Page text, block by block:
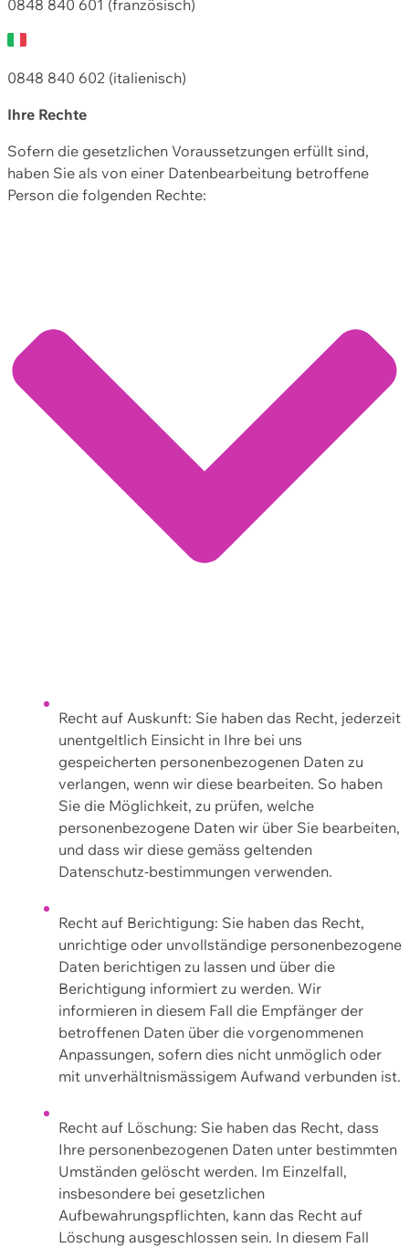
0848 840 601 (französisch)
0848 840 602 (italienisch)
Ihre Rechte
Sofern die gesetzlichen Voraussetzungen erfüllt sind,
haben Sie als von einer Datenbearbeitung betroffene
Person die folgenden Rechte:
Recht auf Auskunft: Sie haben das Recht, jederzeit
unentgeltlich Einsicht in Ihre bei uns
gespeicherten personenbezogenen Daten zu
verlangen, wenn wir diese bearbeiten. So haben
Sie die Möglichkeit, zu prüfen, welche
personenbezogene Daten wir über Sie bearbeiten,
und dass wir diese gemäss geltenden
Datenschutz-bestimmungen verwenden.
Recht auf Berichtigung: Sie haben das Recht,
unrichtige oder unvollständige personenbezogene
Daten berichtigen zu lassen und über die
Berichtigung informiert zu werden. Wir
informieren in diesem Fall die Empfänger der
betroffenen Daten über die vorgenommenen
Anpassungen, sofern dies nicht unmöglich oder
mit unverhältnismässigem Aufwand verbunden ist.
Recht auf Löschung: Sie haben das Recht, dass
Ihre personenbezogenen Daten unter bestimmten
Umständen gelöscht werden. Im Einzelfall,
insbesondere bei gesetzlichen
Aufbewahrungspflichten, kann das Recht auf
Löschung ausgeschlossen sein. In diesem Fall